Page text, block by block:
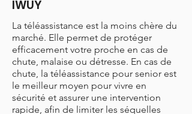
IWUY
La téléassistance est la moins chère du
marché. Elle permet de protéger
efficacement votre proche en cas de
chute, malaise ou détresse. En cas de
chute, la téléassistance pour senior est
le meilleur moyen pour vivre en
sécurité et assurer une intervention
rapide, afin de limiter les séquelles